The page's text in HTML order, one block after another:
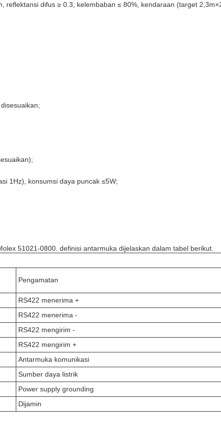
reflektansi difus ≥ 0.3, kelembaban ≤ 80%, kendaraan (target
1Hz), konsumsi daya puncak ≤5W;
51021-0800. definisi antarmuka dijelaskan dalam tabel berikut.
Pengamatan
RS422 menerima +
RS422 menerima -
RS422 mengirim -
RS422 mengirim +
Antarmuka komunikasi
Sumber daya listrik
Power supply grounding
Dijamin